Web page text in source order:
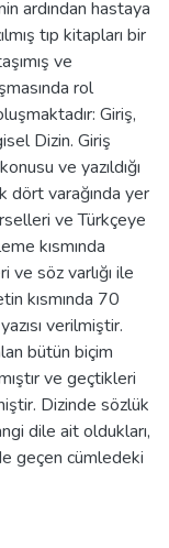
ardından hastaya
tıp kitapları bir
ve
rol
Giriş,
Dizin. Giriş
ve yazıldığı
dört varağında yer
ve Türkçeye
kısmında
söz varlığı ile
kısmında 70
verilmiştir.
bütün biçim
ve geçtikleri
Dizinde sözlük
dile ait oldukları,
geçen cümledeki